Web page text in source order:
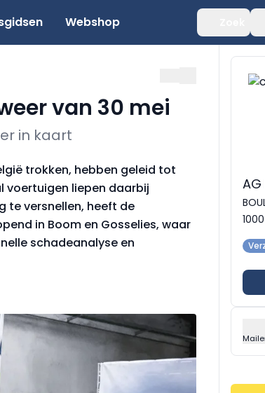
Webshop
van 30 mei
in kaart
trokken, hebben geleid tot
voertuigen liepen daarbij
te versnellen, heeft de
in Boom en Gosselies, waar
schadeanalyse en
AG
1000